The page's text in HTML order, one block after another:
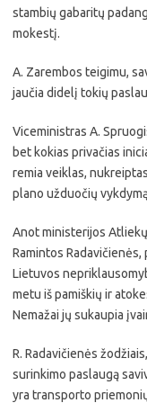
stambių gabaritų
mokestį.
A. Zarembos teigimu,
jaučia didelį tokių
Viceministras A.
bet kokias privačias
remia veiklas,
plano užduočių
Anot ministerijos
Ramintos
Lietuvos
metu iš pamiškių ir
Nemažai jų sukaupia
R. Radavičienės
surinkimo paslaugą
yra transporto